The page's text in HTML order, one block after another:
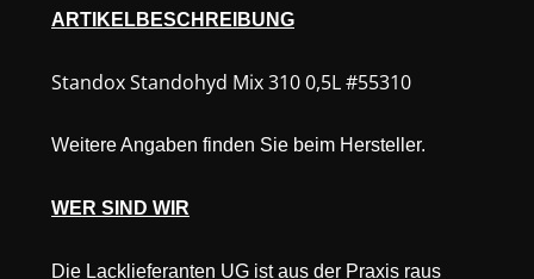
ARTIKELBESCHREIBUNG
Standox Standohyd Mix 310 0,5L #55310
Weitere Angaben finden Sie beim Hersteller.
WER SIND WIR
Die Lacklieferanten UG ist aus der Praxis raus